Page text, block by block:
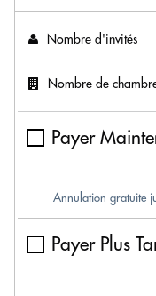
Nombre d'invités
Nombre de
Payer
Annulation gratuite
Payer Plus